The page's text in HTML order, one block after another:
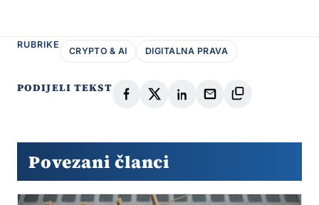
RUBRIKE
CRYPTO & AI DIGITALNA PRAVA
PODIJELI TEKST
Povezani članci